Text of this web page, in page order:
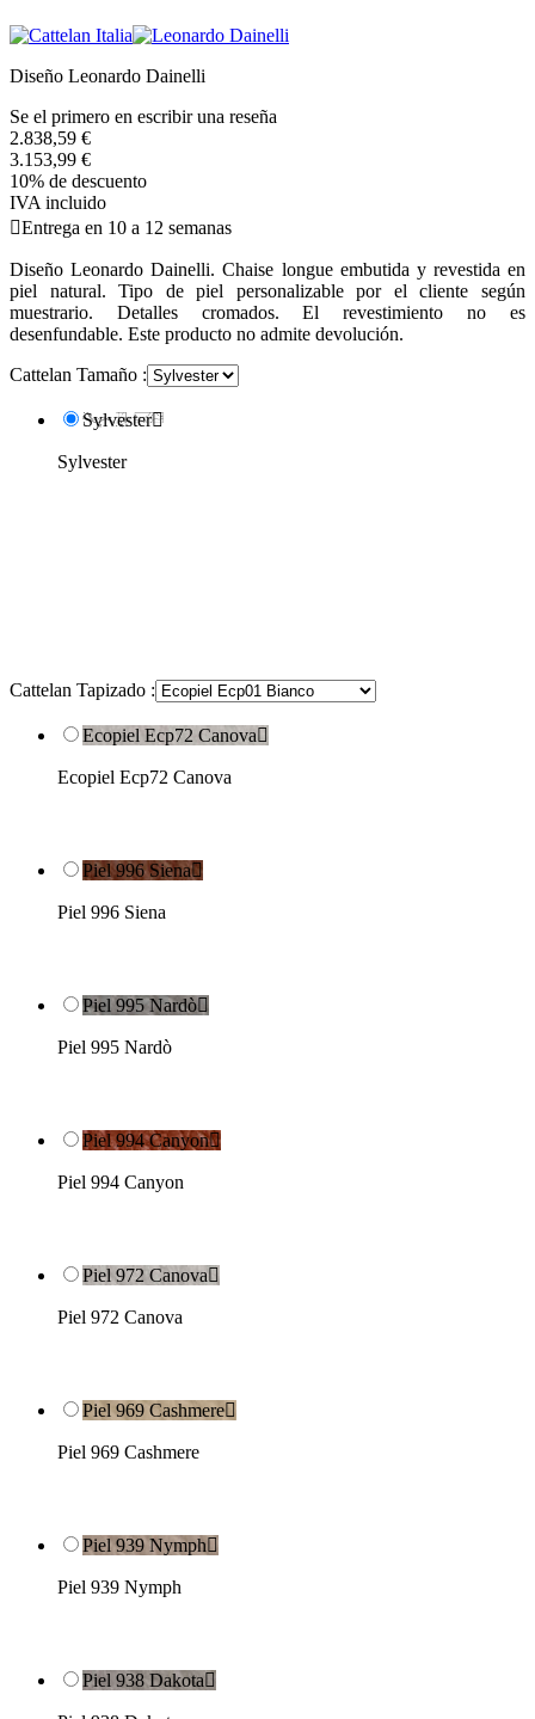
Diseño Leonardo Dainelli
Se el primero en escribir una reseña
2.838,59 €
3.153,99 €
10% de descuento
IVA incluido
Entrega en 10 a 12 semanas
Diseño Leonardo Dainelli. Chaise longue embutida y revestida en
piel natural. Tipo de piel personalizable por el cliente según
muestrario. Detalles cromados. El revestimiento no es
desenfundable. Este producto no admite devolución.
Cattelan Tamaño :
Sylvester
Sylvester
Cattelan Tapizado :
Ecopiel Ecp72 Canova
Ecopiel Ecp72 Canova
Piel 996 Siena
Piel 996 Siena
Piel 995 Nardò
Piel 995 Nardò
Piel 994 Canyon
Piel 994 Canyon
Piel 972 Canova
Piel 972 Canova
Piel 969 Cashmere
Piel 969 Cashmere
Piel 939 Nymph
Piel 939 Nymph
Piel 938 Dakota